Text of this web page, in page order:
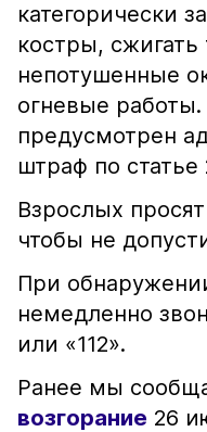
категорически
костры, сжигать
непотушенные
огневые
предусмотрен
штраф по
Взрослых
чтобы не
При
немедленно
или «112».
Ранее мы
возгорание 26